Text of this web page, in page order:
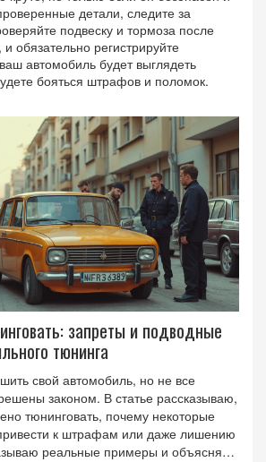
детали, следите за
подвеску и тормоза после
обязательно регистрируйте
автомобиль будет выглядеть
бояться штрафов и поломок.
запреты и подводные
тюнинга
свой автомобиль, но не все
законом. В статье рассказываю,
тюнинговать, почему некоторые
к штрафам или даже лишению
реальные примеры и объясняю,